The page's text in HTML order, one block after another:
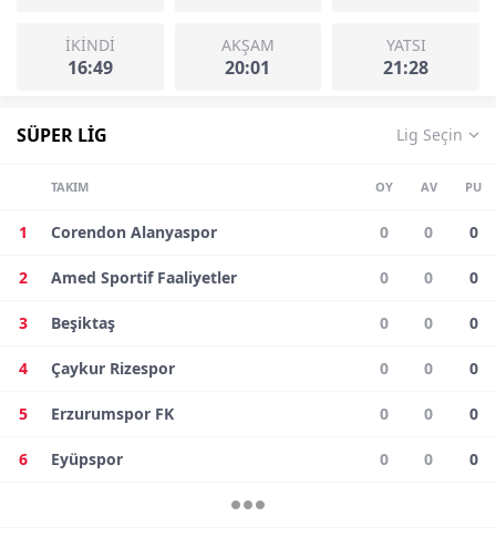
İKİNDİ
16:49
AKŞAM
20:01
YATSI
21:28
Lig Seçin
SÜPER LİG
TAKIM OY AV PU
1 Corendon Alanyaspor 0 0 0
2 Amed Sportif Faaliyetler 0 0 0
3 Beşiktaş 0 0 0
4 Çaykur Rizespor 0 0 0
5 Erzurumspor FK 0 0 0
6 Eyüpspor 0 0 0